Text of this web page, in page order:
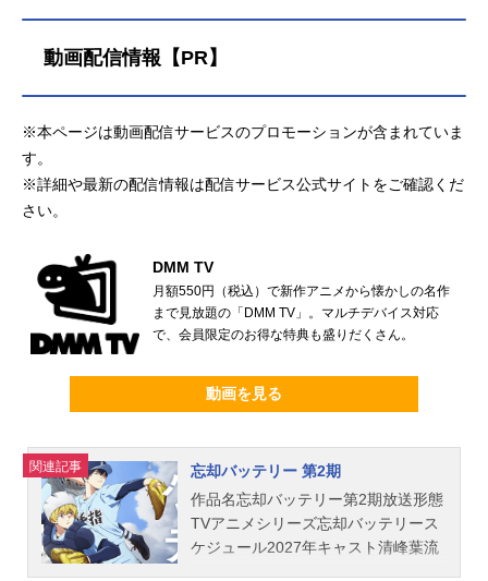
動画配信情報【PR】
※本ページは動画配信サービスのプロモーションが含まれていま
す。
※詳細や最新の配信情報は配信サービス公式サイトをご確認くだ
さい。
DMM TV
月額550円（税込）で新作アニメから懐かしの名作
まで見放題の「DMM TV」。マルチデバイス対応
で、会員限定のお得な特典も盛りだくさん。
動画を見る
関連記事
忘却バッテリー 第2期
作品名忘却バッテリー第2期放送形態
TVアニメシリーズ忘却バッテリース
ケジュール2027年キャスト清峰葉流